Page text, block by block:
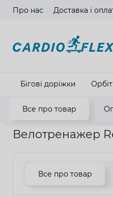
Про нас Доставка і
Бігові доріжки
Все про товар
Головна Кардіотренажери
Велотренажер
Все про товар